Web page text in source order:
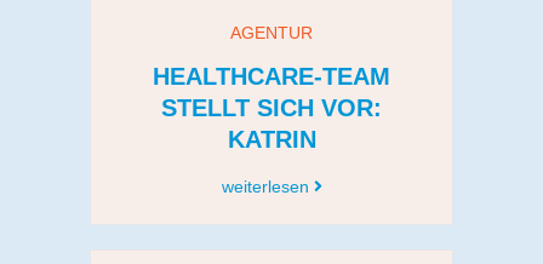
AGENTUR
HEALTHCARE-TEAM
STELLT SICH VOR:
KATRIN
weiterlesen